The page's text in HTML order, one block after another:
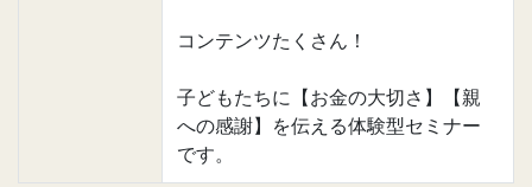
コンテンツたくさん！
子どもたちに【お金の大切さ】【親
への感謝】を伝える体験型セミナー
です。